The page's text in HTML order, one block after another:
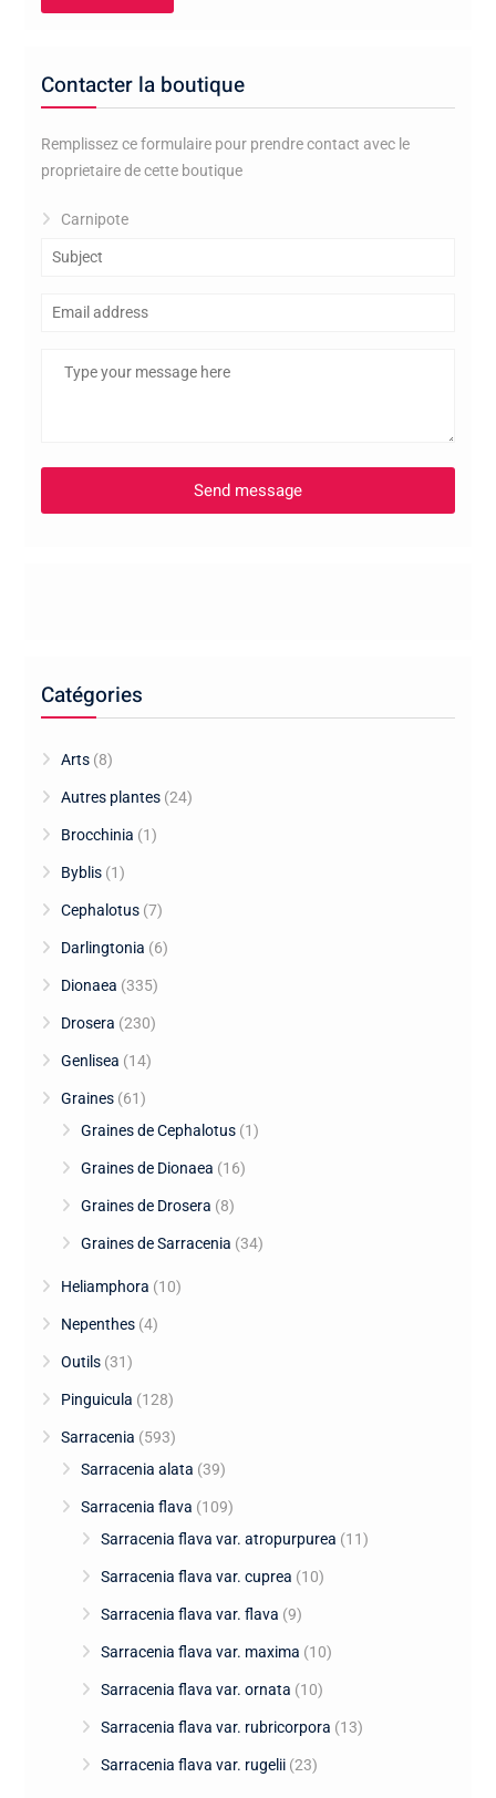
Contacter la boutique
Remplissez ce formulaire pour prendre contact avec le
proprietaire de cette boutique
Carnipote
Catégories
Arts (8)
Autres plantes (24)
Brocchinia (1)
Byblis (1)
Cephalotus (7)
Darlingtonia (6)
Dionaea (335)
Drosera (230)
Genlisea (14)
Graines (61)
Graines de Cephalotus (1)
Graines de Dionaea (16)
Graines de Drosera (8)
Graines de Sarracenia (34)
Heliamphora (10)
Nepenthes (4)
Outils (31)
Pinguicula (128)
Sarracenia (593)
Sarracenia alata (39)
Sarracenia flava (109)
Sarracenia flava var. atropurpurea (11)
Sarracenia flava var. cuprea (10)
Sarracenia flava var. flava (9)
Sarracenia flava var. maxima (10)
Sarracenia flava var. ornata (10)
Sarracenia flava var. rubricorpora (13)
Sarracenia flava var. rugelii (23)